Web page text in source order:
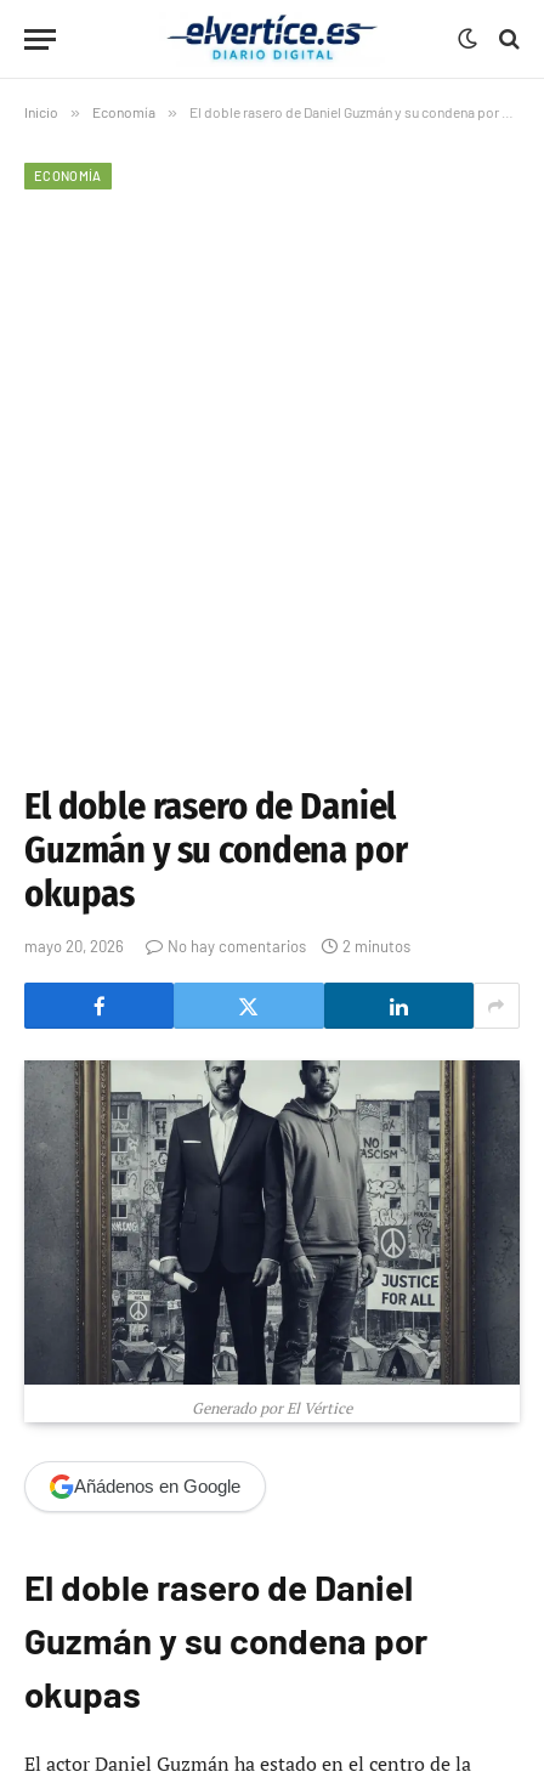
Inicio » Economía » El doble rasero de Daniel Guzmán y su condena por okupas
ECONOMÍA
El doble rasero de Daniel
Guzmán y su condena por
okupas
mayo 20, 2026 No hay comentarios 2 minutos
Generado por El Vértice
Añádenos en Google
El doble rasero de Daniel
Guzmán y su condena por
okupas
El actor Daniel Guzmán ha estado en el centro de la